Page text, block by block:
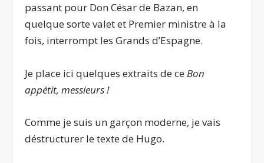
passant pour Don César de Bazan, en
quelque sorte valet et Premier ministre à la
fois, interrompt les Grands d’Espagne.
Je place ici quelques extraits de ce Bon
appétit, messieurs !
Comme je suis un garçon moderne, je vais
déstructurer le texte de Hugo.